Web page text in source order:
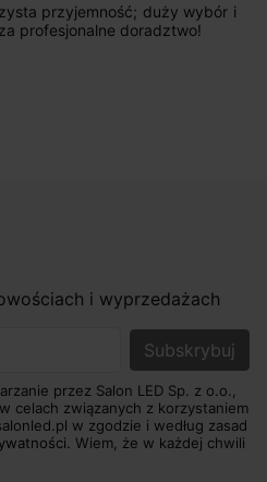
przyjemność; duży wybór i
profesjonalne doradztwo!
i wyprzedażach
przez Salon LED Sp. z o.o.,
celach związanych z korzystaniem
w zgodzie i według zasad
Wiem, że w każdej chwili